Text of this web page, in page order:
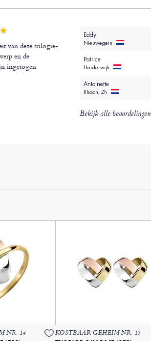
van deze trilogie-
en de
ingetogen
Eddy
Nieuwegein
Patrice
Harderwijk
Antoinette
Rhoon, Zh
Bekijk alle beoordelingen
NR. 14 KOSTBAAR GEHEIM NR. 13